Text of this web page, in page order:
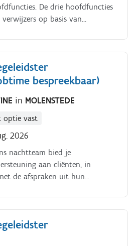
De drie hoofdfuncties
op basis van
Jeugdhulp.
bespreekbaar)
in MOLENSTEDE
optie vast
2026
nachtteam bied je
aan cliënten, in
de afspraken uit hun